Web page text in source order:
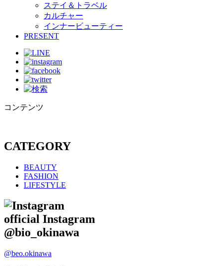
ステイ＆トラベル
カルチャー
インナービューティー
PRESENT
コンテンツ
CATEGORY
BEAUTY
FASHION
LIFESTYLE
official Instagram
@bio_okinawa
@beo.okinawa